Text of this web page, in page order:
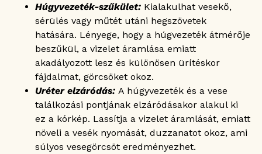
Húgyvezeték-szűkület: Kialakulhat vesekő,
sérülés vagy műtét utáni hegszövetek
hatására. Lényege, hogy a húgvezeték átmérője
beszűkül, a vizelet áramlása emiatt
akadályozott lesz és különösen ürítéskor
fájdalmat, görcsöket okoz.
Uréter elzáródás: A húgyvezeték és a vese
találkozási pontjának elzáródásakor alakul ki
ez a kórkép. Lassítja a vizelet áramlását, emiatt
növeli a vesék nyomását, duzzanatot okoz, ami
súlyos vesegörcsöt eredményezhet.